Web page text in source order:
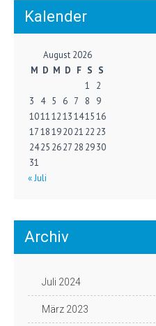
Kalender
August 2026
M D M D F S S
1
2
3
4 5 6 7 8
9
10111213141516
1718192021 22 23
2425 2627 28 2930
31
« Juli
Archiv
Juli 2024
März 2023